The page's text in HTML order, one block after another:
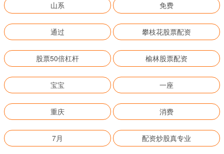
山系 免费
通过 攀枝花股票配资
股票50倍杠杆 榆林股票配资
宝宝 一座
重庆 消费
7月 配资炒股真专业